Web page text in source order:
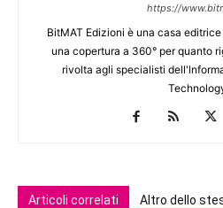
https://
BitMAT Edizioni è una casa
una copertura a 360° per quanto
rivolta agli specialisti
Articoli correlati Altro dello